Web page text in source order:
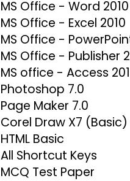
MS Office - Word 2010
MS Office - Excel 2010
MS Office -
MS Office - Publisher
MS office - Access
Photoshop 7.0
Page Maker 7.0
Corel Draw X7 (Basic)
HTML Basic
All Shortcut Keys
MCQ Test Paper